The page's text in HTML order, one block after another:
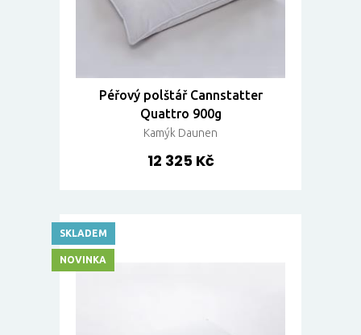
Péřový polštář Cannstatter
Quattro 900g
Kamýk Daunen
12 325 Kč
SKLADEM
NOVINKA